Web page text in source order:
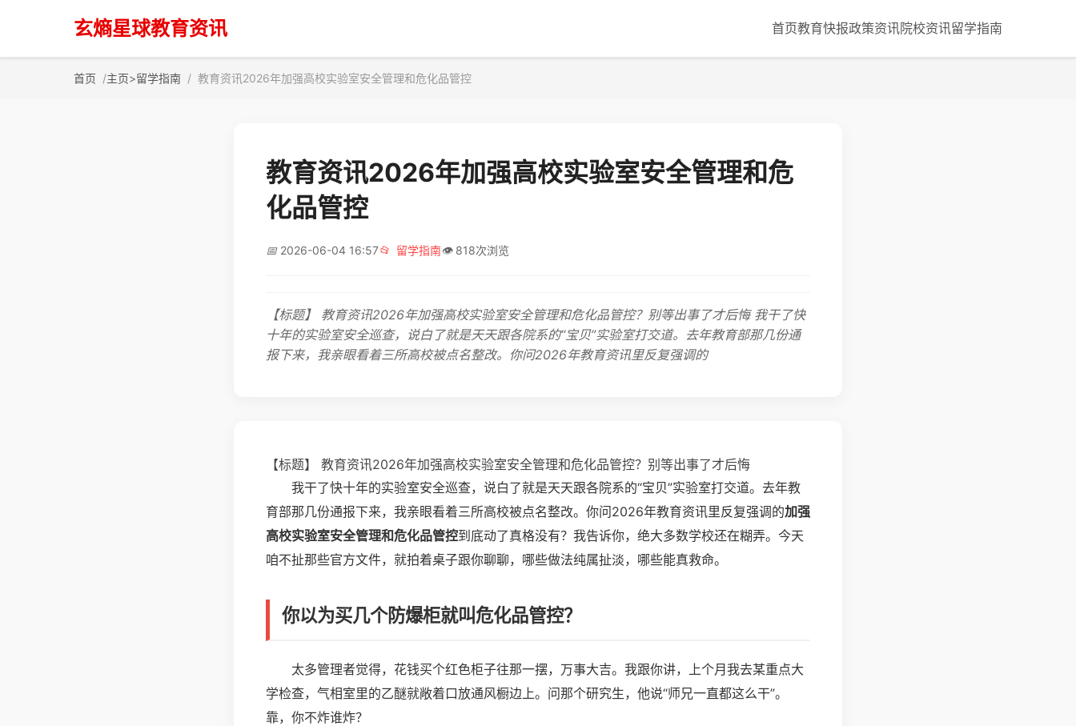
玄熵星球教育资讯 首页教育快报政策资讯院校资讯留学指南
首页 主页>留学指南 教育资讯2026年加强高校实验室安全管理和危化品管控
教育资讯2026年加强高校实验室安全管理和危
化品管控
📅 2026-06-04 16:57📂 留学指南👁️ 818次浏览
【标题】 教育资讯2026年加强高校实验室安全管理和危化品管控？别等出事了才后悔 我干了快
十年的实验室安全巡查，说白了就是天天跟各院系的“宝贝”实验室打交道。去年教育部那几份通
报下来，我亲眼看着三所高校被点名整改。你问2026年教育资讯里反复强调的
【标题】 教育资讯2026年加强高校实验室安全管理和危化品管控？别等出事了才后悔
我干了快十年的实验室安全巡查，说白了就是天天跟各院系的“宝贝”实验室打交道。去年教
育部那几份通报下来，我亲眼看着三所高校被点名整改。你问2026年教育资讯里反复强调的加强
高校实验室安全管理和危化品管控到底动了真格没有？我告诉你，绝大多数学校还在糊弄。今天
咱不扯那些官方文件，就拍着桌子跟你聊聊，哪些做法纯属扯淡，哪些能真救命。
你以为买几个防爆柜就叫危化品管控？
太多管理者觉得，花钱买个红色柜子往那一摆，万事大吉。我跟你讲，上个月我去某重点大
学检查，气相室里的乙醚就敞着口放通风橱边上。问那个研究生，他说“师兄一直都这么干”。
靠，你不炸谁炸？